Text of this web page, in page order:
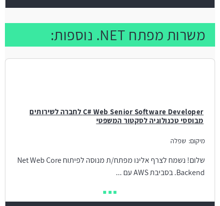
משרות מפתח NET. נוספות:
C# Web Senior Software Developer לחברה לשירותים
מבוססי טכנולוגיה לסקטור המשפטי
מיקום: שפלה
שלום! נשמח לצרף אלינו מפתח/ת מנוסה לפיתוח Net Web Core
Backend. בסביבת AWS עם ...